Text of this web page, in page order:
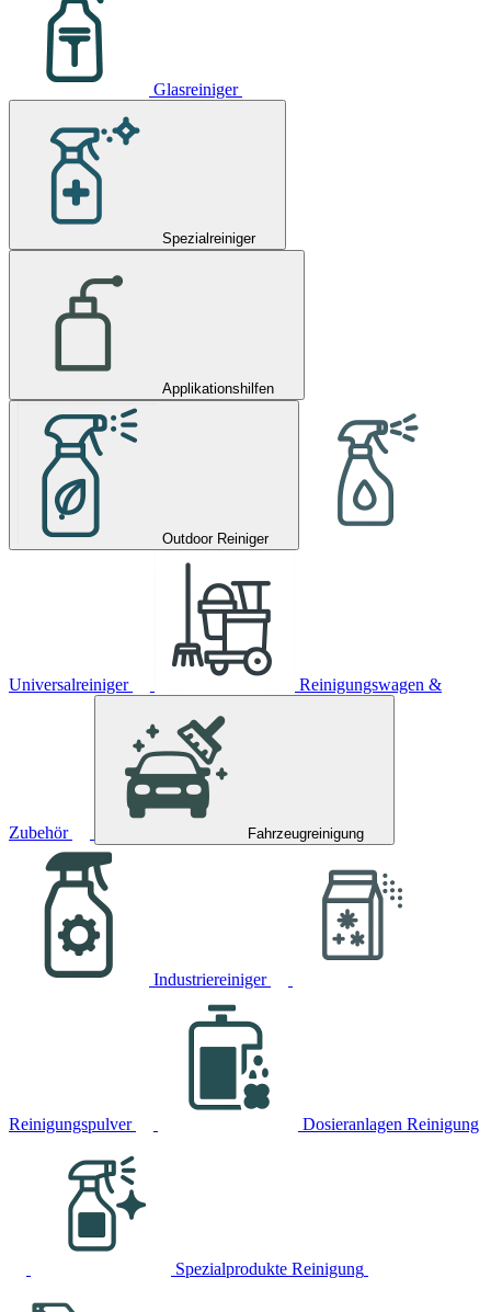
Glasreiniger
Spezialreiniger
Applikationshilfen
Outdoor Reiniger
Universalreiniger Reinigungswagen &
Zubehör Fahrzeugreinigung
Industriereiniger
Reinigungspulver Dosieranlagen Reinigung
Spezialprodukte Reinigung